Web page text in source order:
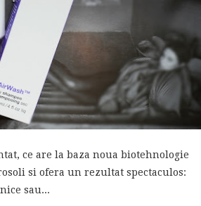
ce are la baza noua biotehnologie
si ofera un rezultat spectaculos:
sau...